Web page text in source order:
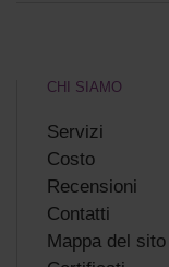
CHI SIAMO
Servizi
Costo
Recensioni
Сontatti
Mappa del sito